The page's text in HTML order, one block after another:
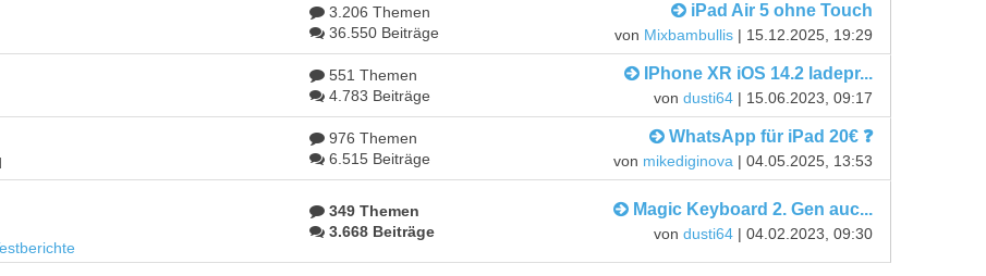
3.206 Themen
36.550 Beiträge
iPad Air 5 ohne Touch
von Mixbambullis | 15.12.2025, 19:29
551 Themen
4.783 Beiträge
IPhone XR iOS 14.2 ladepr...
vondusti64 | 15.06.2023, 09:17
976 Themen
6.515 Beiträge
WhatsApp für iPad 20€ ❓
von mikediginova | 04.05.2025, 13:53
349 Themen
3.668 Beiträge
Magic Keyboard 2. Gen auc...
vondusti64 | 04.02.2023, 09:30